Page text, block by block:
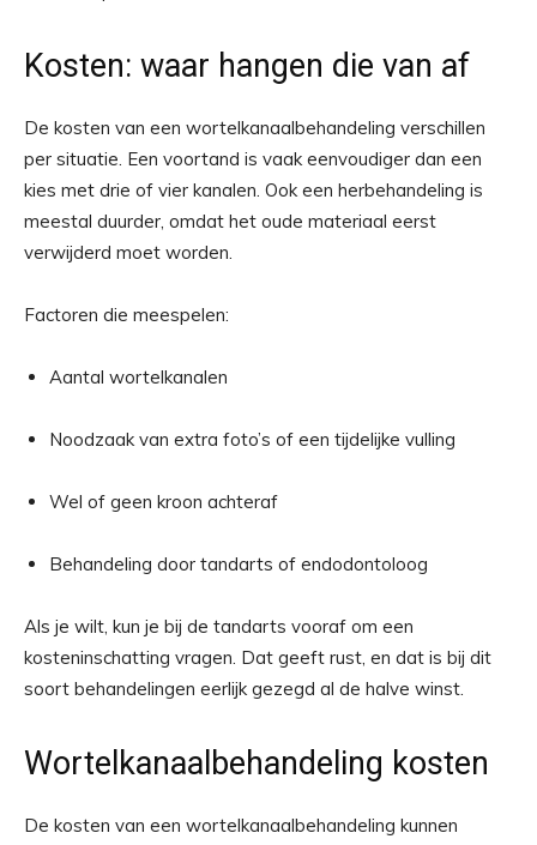
Kosten: waar hangen die van af
De kosten van een wortelkanaalbehandeling verschillen
per situatie. Een voortand is vaak eenvoudiger dan een
kies met drie of vier kanalen. Ook een herbehandeling is
meestal duurder, omdat het oude materiaal eerst
verwijderd moet worden.
Factoren die meespelen:
Aantal wortelkanalen
Noodzaak van extra foto’s of een tijdelijke vulling
Wel of geen kroon achteraf
Behandeling door tandarts of endodontoloog
Als je wilt, kun je bij de tandarts vooraf om een
kosteninschatting vragen. Dat geeft rust, en dat is bij dit
soort behandelingen eerlijk gezegd al de halve winst.
Wortelkanaalbehandeling kosten
De kosten van een wortelkanaalbehandeling kunnen